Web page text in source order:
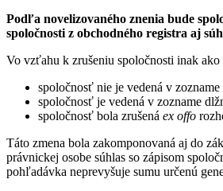
Podľa novelizovaného znenia bude
spoločnosti z obchodného registra aj
Vo vzťahu k zrušeniu spoločnosti inak
spoločnosť nie je vedená v
spoločnosť je vedená v zozname
spoločnosť bola zrušená ex offo
Táto zmena bola zakomponovaná aj do
právnickej osobe súhlas so zápisom
pohľadávka neprevyšuje sumu určenú